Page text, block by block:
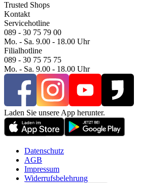
Trusted Shops
Kontakt
Servicehotline
089 - 30 75 79 00
Mo. - Sa. 9.00 - 18.00 Uhr
Filialhotline
089 - 30 75 75 75
Mo. - Sa. 9.00 - 18.00 Uhr
Laden Sie unsere App herunter.
Datenschutz
AGB
Impressum
Widerrufsbelehrung